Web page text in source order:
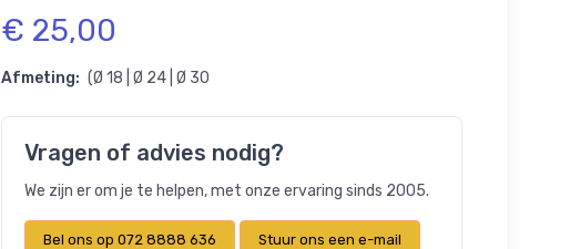
€ 25,00
Afmeting: (Ø 18 | Ø 24 | Ø 30
Vragen of advies nodig?
We zijn er om je te helpen, met onze ervaring sinds 2005.
Bel ons op 072 8888 636 Stuur ons een e-mail